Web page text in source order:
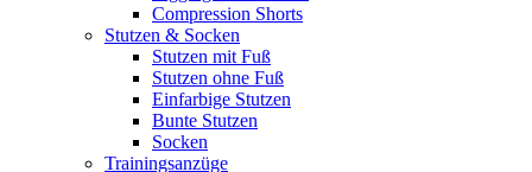
Compression Shorts
Stutzen & Socken
Stutzen mit Fuß
Stutzen ohne Fuß
Einfarbige Stutzen
Bunte Stutzen
Socken
Trainingsanzüge